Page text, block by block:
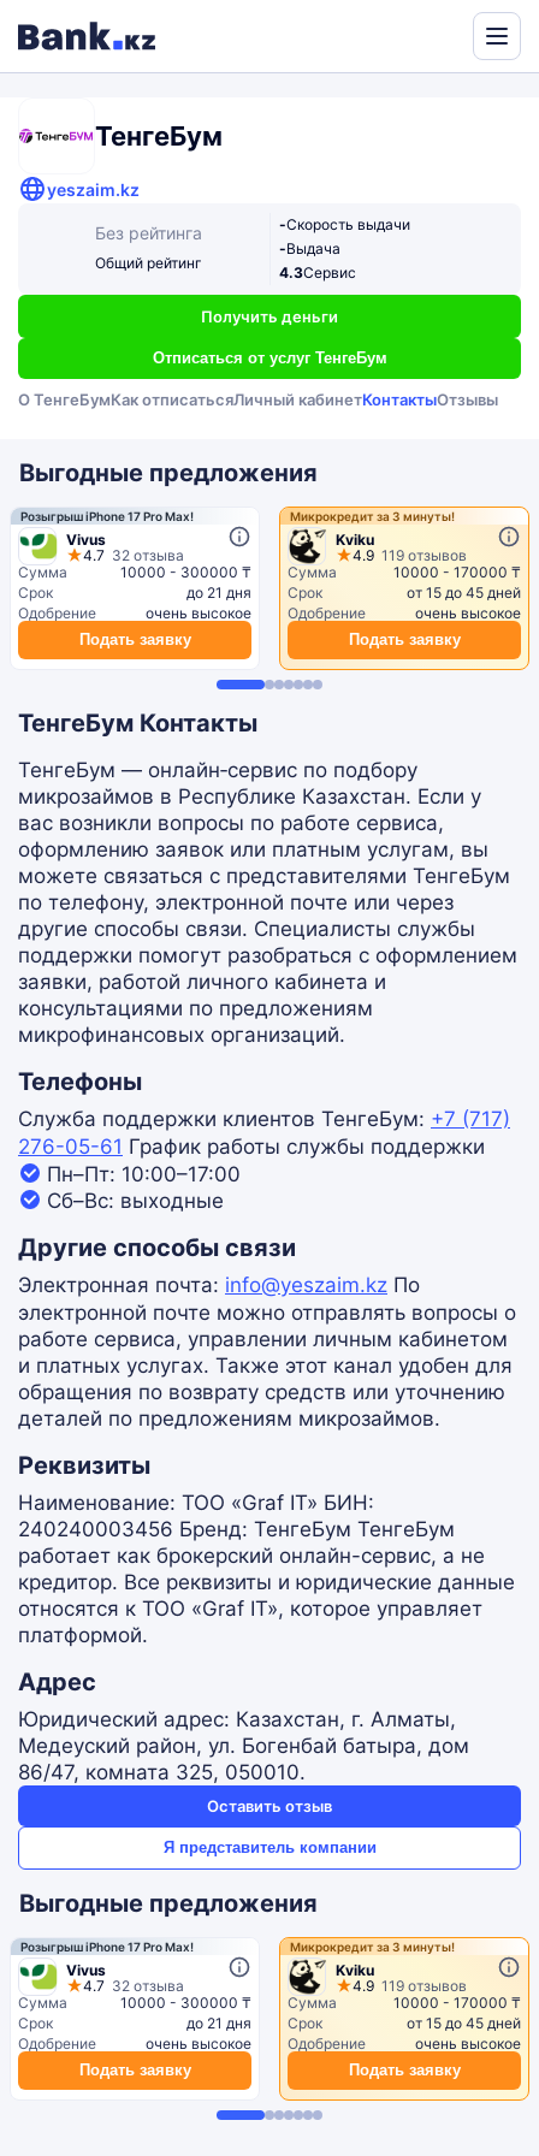
ТенгеБум
yeszaim.kz
Без рейтинга
Общий рейтинг
-Скорость выдачи
-Выдача
4.3Сервис
Получить деньги
Отписаться от услуг ТенгеБум
О ТенгеБумКак отписатьсяЛичный кабинетКонтактыОтзывы
Выгодные предложения
Розыгрыш iPhone 17 Pro Max!
Vivus
4.7 32 отзыва
Сумма
10000 - 300000 ₸
Срок
до 21 дня
Одобрение
очень высокое
Подать заявку
Микрокредит за 3 минуты!
Kviku
4.9 119 отзывов
Сумма
10000 - 170000 ₸
Срок
от 15 до 45 дней
Одобрение
очень высокое
Подать заявку
ТенгеБум Контакты
ТенгеБум — онлайн‑сервис по подбору
микрозаймов в Республике Казахстан. Если у
вас возникли вопросы по работе сервиса,
оформлению заявок или платным услугам, вы
можете связаться с представителями ТенгеБум
по телефону, электронной почте или через
другие способы связи. Специалисты службы
поддержки помогут разобраться с оформлением
заявки, работой личного кабинета и
консультациями по предложениям
микрофинансовых организаций.
Телефоны
Служба поддержки клиентов ТенгеБум: +7 (717)
276-05-61 График работы службы поддержки
Пн–Пт: 10:00–17:00
Сб–Вс: выходные
Другие способы связи
Электронная почта: info@yeszaim.kz По
электронной почте можно отправлять вопросы о
работе сервиса, управлении личным кабинетом
и платных услугах. Также этот канал удобен для
обращения по возврату средств или уточнению
деталей по предложениям микрозаймов.
Реквизиты
Наименование: ТОО «Graf IT» БИН:
240240003456 Бренд: ТенгеБум ТенгеБум
работает как брокерский онлайн-сервис, а не
кредитор. Все реквизиты и юридические данные
относятся к ТОО «Graf IT», которое управляет
платформой.
Адрес
Юридический адрес: Казахстан, г. Алматы,
Медеуский район, ул. Богенбай батыра, дом
86/47, комната 325, 050010.
Оставить отзыв
Я представитель компании
Выгодные предложения
Розыгрыш iPhone 17 Pro Max!
Vivus
4.7 32 отзыва
Сумма
10000 - 300000 ₸
Срок
до 21 дня
Одобрение
очень высокое
Подать заявку
Микрокредит за 3 минуты!
Kviku
4.9 119 отзывов
Сумма
10000 - 170000 ₸
Срок
от 15 до 45 дней
Одобрение
очень высокое
Подать заявку